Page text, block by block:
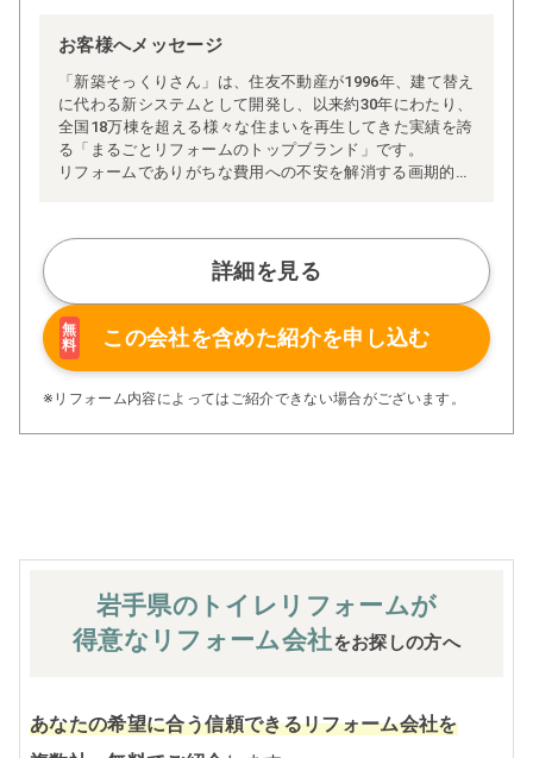
お客様へメッセージ
「新築そっくりさん」は、住友不動産が1996年、建て替え
に代わる新システムとして開発し、以来約30年にわたり、
全国18万棟を超える様々な住まいを再生してきた実績を誇
る「まるごとリフォームのトップブランド」です。
リフォームでありがちな費用への不安を解消する画期的な
ム」、経験豊かなセールスエンジニアによる「一貫担当
制」などが高い信頼を得ています。
また、大規模リフォームに習熟した施工管理者が現場を統
括する「専属棟梁制」、豊富な実績に裏付けられた充実の
施工マニュアルや検査体制により高い施工品質を実現。
さらに、住友不動産のリフォームならではの充実の保証、
アフターサービス体制で工事後も安心です。
ぜひ、あなたの大切なお住まいの再生を私たちにお任せく
詳細を見る
無
料
この会社を含めた紹介を申し込む
※リフォーム内容によってはご紹介できない場合がございます。
岩手県のトイレ リフォームが
得意なリフォーム会社をお探しの方へ
あなたの希望に合う信頼できるリフォーム会社を